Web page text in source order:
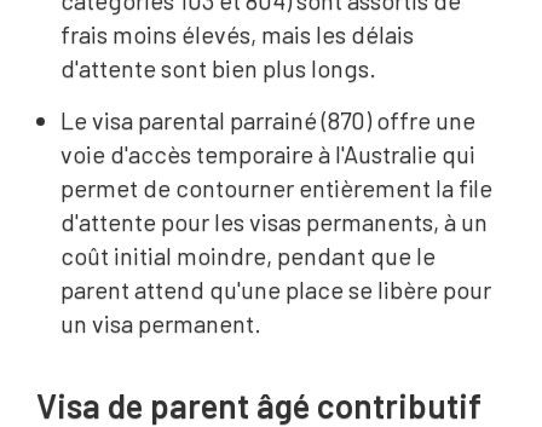
frais moins élevés, mais les délais
d'attente sont bien plus longs.
Le visa parental parrainé (870) offre une
voie d'accès temporaire à l'Australie qui
permet de contourner entièrement la file
d'attente pour les visas permanents, à un
coût initial moindre, pendant que le
parent attend qu'une place se libère pour
un visa permanent.
Visa de parent âgé contributif